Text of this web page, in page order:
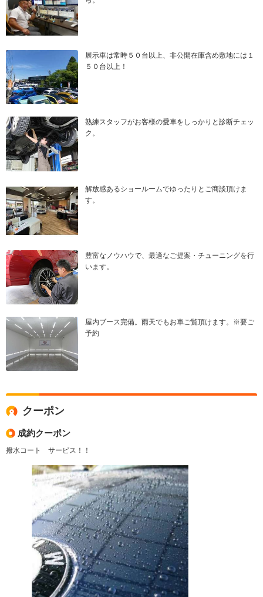
展示車は常時５０台以上、非公開在庫含め敷地には１
５０台以上！
熟練スタッフがお客様の愛車をしっかりと診断チェッ
ク。
解放感あるショールームでゆったりとご商談頂けま
す。
豊富なノウハウで、最適なご提案・チューニングを行
います。
屋内ブース完備。雨天でもお車ご覧頂けます。※要ご
予約
クーポン
成約クーポン
撥水コート サービス！！